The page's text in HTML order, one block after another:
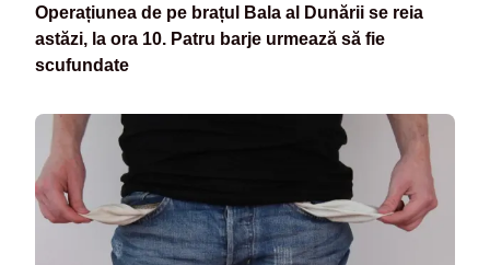
Operațiunea de pe brațul Bala al Dunării se reia
astăzi, la ora 10. Patru barje urmează să fie
scufundate